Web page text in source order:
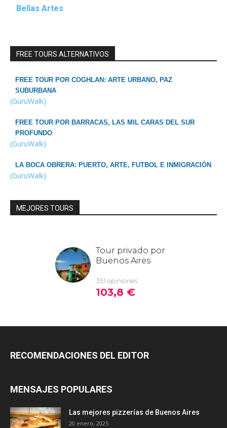
Bellas Artes
FREE TOURS ALTERNATIVOS
FREE TOUR POR COGHLAN: ARTE URBANO, PAZ
SUBURBANA
(GuruWalk)
FREE TOUR POR BARRACAS, LAS MIL CARAS DEL SUR
PROFUNDO
(GuruWalk)
LA BOCA OBRERA: PUERTO, ARTE, FUTBOL E INMIGRACIÓN
(GuruWalk)
MEJORES TOURS
RECOMENDACIONES DEL EDITOR
MENSAJES POPULARES
Las mejores pizzerías de Buenos Aires
20 enero, 2025